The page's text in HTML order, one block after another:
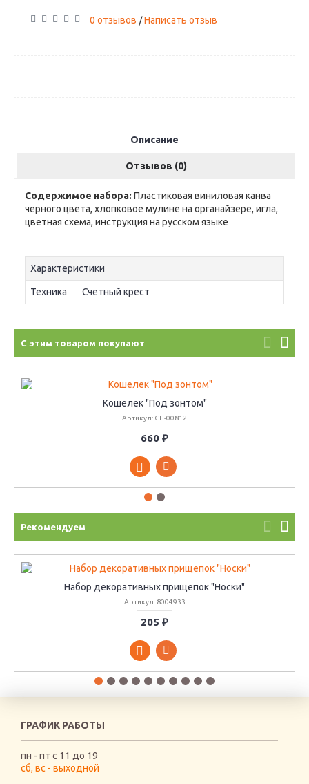
0 отзывов /Написать отзыв
Описание
Отзывов (0)
Содержимое набора: Пластиковая виниловая канва
черного цвета, хлопковое мулине на органайзере, игла,
цветная схема, инструкция на русском языке
Характеристики
Техника Счетный крест
С этим товаром покупают
Кошелек "Под зонтом"
Артикул: CH-00812
660 ₽
Рекомендуем
Набор декоративных прищепок "Носки"
Артикул: 8004933
205 ₽
ГРАФИК РАБОТЫ
пн - пт с 11 до 19
сб, вс - выходной